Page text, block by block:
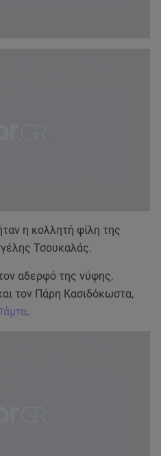
η κολλητή φίλη της
Τσουκαλάς.
αδερφό της νύφης,
τον Πάρη Κασιδόκωστα,
.